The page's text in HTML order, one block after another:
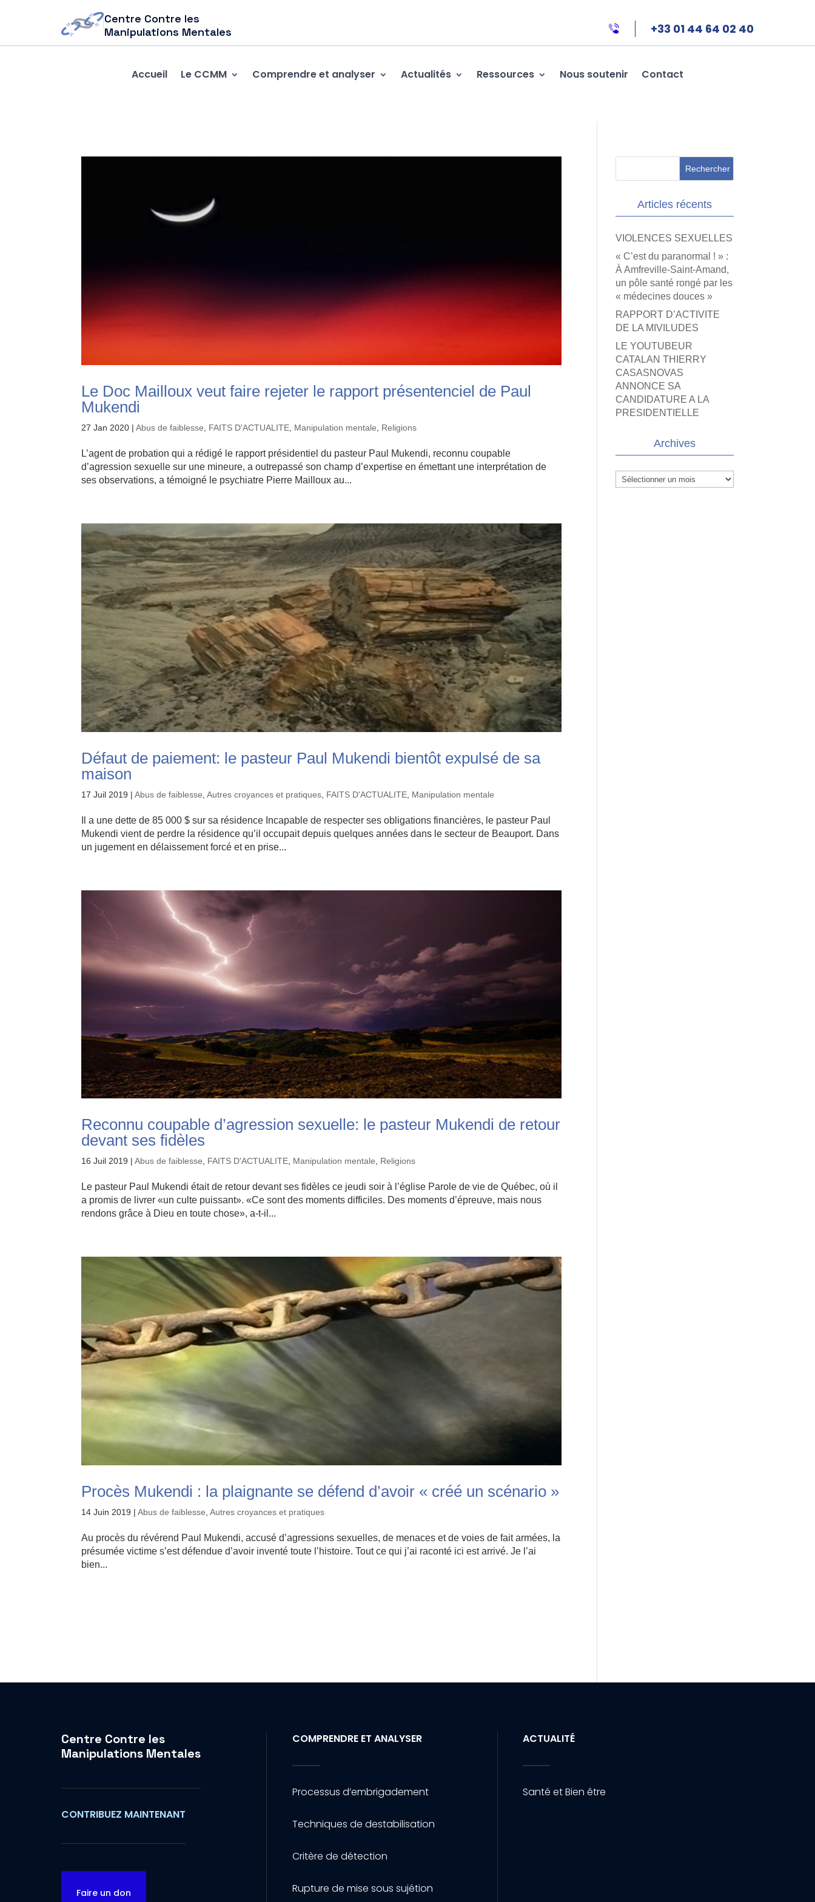
Centre Contre les
Manipulations Mentales
+33 01 44 64 02 40
Accueil Le CCMM Comprendre et analyser Actualités Ressources Nous soutenir Contact
Le Doc Mailloux veut faire rejeter le rapport présentenciel de Paul
Mukendi
27 Jan 2020 |Abus de faiblesse FAITS D'ACTUALITE Manipulation mentale Religions
L’agent de probation qui a rédigé le rapport présidentiel du pasteur Paul Mukendi, reconnu coupable
d’agression sexuelle sur une mineure, a outrepassé son champ d’expertise en émettant une interprétation de
ses observations, a témoigné le psychiatre Pierre Mailloux au...
Défaut de paiement: le pasteur Paul Mukendi bientôt expulsé de sa
maison
17 Juil 2019 |Abus de faiblesse ,Autres croyances et pratiques FAITS D'ACTUALITE Manipulation mentale
Il a une dette de 85 000 $ sur sa résidence Incapable de respecter ses obligations financières, le pasteur Paul
Mukendi vient de perdre la résidence qu’il occupait depuis quelques années dans le secteur de Beauport. Dans
un jugement en délaissement forcé et en prise...
Reconnu coupable d’agression sexuelle: le pasteur Mukendi de retour
devant ses fidèles
16 Juil 2019 |Abus de faiblesse, FAITS D'ACTUALITE, Manipulation mentale, Religions
Le pasteur Paul Mukendi était de retour devant ses fidèles ce jeudi soir à l’église Parole de vie de Québec, où il
a promis de livrer «un culte puissant». «Ce sont des moments difficiles. Des moments d’épreuve, mais nous
rendons grâce à Dieu en toute chose», a-t-il...
Procès Mukendi : la plaignante se défend d’avoir « créé un scénario »
14 Juin 2019 |Abus de faiblesse,Autres croyances et pratiques
Au procès du révérend Paul Mukendi, accusé d’agressions sexuelles, de menaces et de voies de fait armées, la
présumée victime s’est défendue d’avoir inventé toute l’histoire. Tout ce qui j’ai raconté ici est arrivé. Je l’ai
bien...
Articles récents
VIOLENCES SEXUELLES
« C’est du paranormal ! » :
À Amfreville-Saint-Amand,
un pôle santé rongé par les
« médecines douces »
RAPPORT D’ACTIVITE
DE LA MIVILUDES
LE YOUTUBEUR
CATALAN THIERRY
CASASNOVAS
ANNONCE SA
CANDIDATURE A LA
PRESIDENTIELLE
Archives
Archives
Centre Contre les
Manipulations Mentales
CONTRIBUEZ MAINTENANT
Faire un don
COMPRENDRE ET ANALYSER
Processus d’embrigadement
Techniques de destabilisation
Critère de détection
Rupture de mise sous sujétion
ACTUALITÉ
Santé et Bien être